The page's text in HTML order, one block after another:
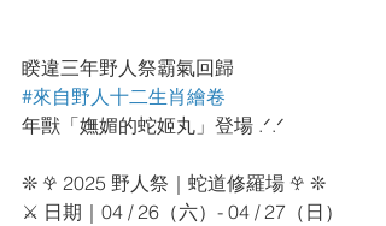
睽違三年野人祭霸氣回歸
#來自野人十二生肖繪卷
年獸「嫵媚的蛇姬丸」登場 .ᐟ.ᐟ
❊ 𖣂 2025 野人祭｜蛇道修羅場 𖣂 ❊
⚔︎ 日期｜04 / 26（六）- 04 / 27（日）